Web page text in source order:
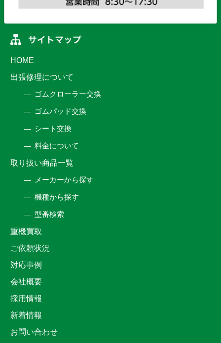
HOME
出張修理について
ゴムクローラー交換
ゴムパッド交換
シート交換
料金について
取り扱い商品一覧
メーカーから探す
機種から探す
型番検索
重機買取
ご依頼状況
対応事例
会社概要
採用情報
新着情報
お問い合わせ